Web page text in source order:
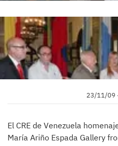
23/11/09
El CRE de Venezuela
María Ariño Espada Gallery